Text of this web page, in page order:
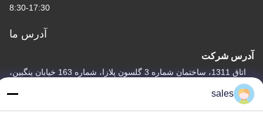
8:30-17:30
آدرس ما
آدرس شرکت
اتاق 1311، ساختمان شماره 3 گلسون پلازا، شماره 163 خیابان ینگبین،
آدرس کارخانه
sales